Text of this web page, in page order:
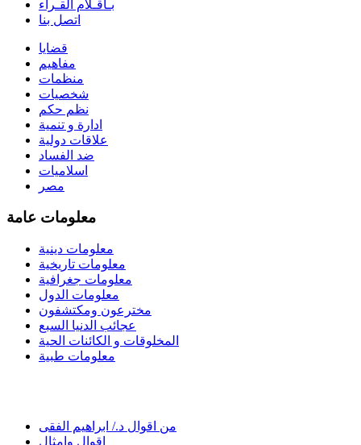
بـاقـلام القـراء
اتصل بنا
قضايا
مفاهيم
منظمات
شخصيات
نظم حكم
ادارة و تنمية
علاقات دولية
ضد الفساد
اسلاميات
مصر
معلومات عامة
معلومات دينية
معلومات تاريخية
معلومات جغرافية
معلومات الدول
مخترعون ومكتشفون
عجائب الدنيا السبع
المخلوقات و الكائنات الحية
معلومات طبية
من اقوال د./ ابراهيم الفقى
اقوال وامثال